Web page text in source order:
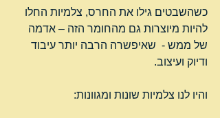
כשהשבטים גילו את החרס, צלמיות החלו
להיות מיוצרות גם מהחומר הזה – אדמה
של ממש -  שאיפשרה הרבה יותר עיבוד
ודיוק ועיצוב.
והיו לנו צלמיות שונות ומגוונות: